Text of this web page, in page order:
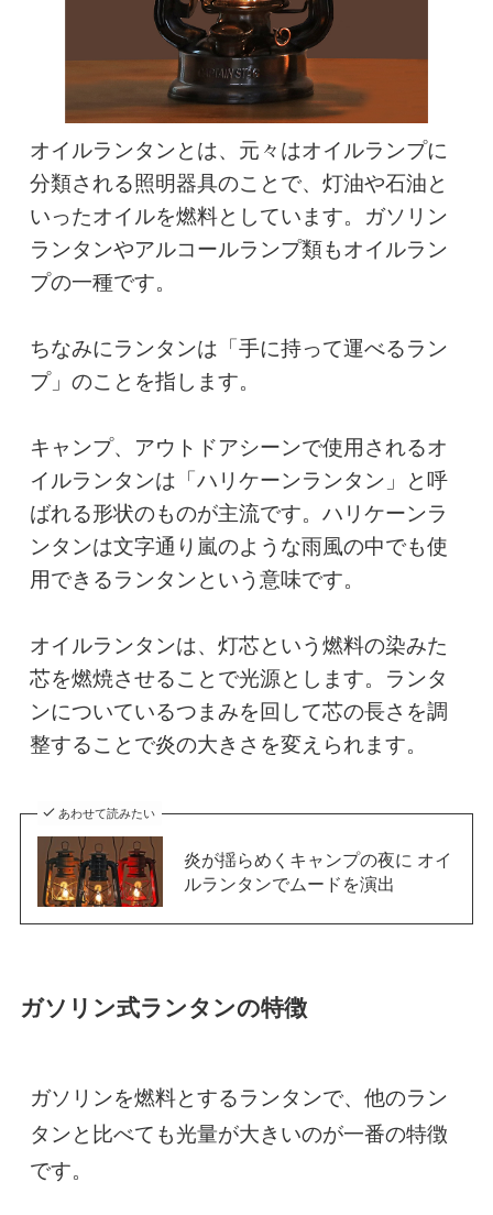
オイルランタンとは、元々はオイルランプに
分類される照明器具のことで、灯油や石油と
いったオイルを燃料としています。ガソリン
ランタンやアルコールランプ類もオイルラン
プの一種です。
ちなみにランタンは「手に持って運べるラン
プ」のことを指します。
キャンプ、アウトドアシーンで使用されるオ
イルランタンは「ハリケーンランタン」と呼
ばれる形状のものが主流です。ハリケーンラ
ンタンは文字通り嵐のような雨風の中でも使
用できるランタンという意味です。
オイルランタンは、灯芯という燃料の染みた
芯を燃焼させることで光源とします。ランタ
ンについているつまみを回して芯の長さを調
整することで炎の大きさを変えられます。
あわせて読みたい
炎が揺らめくキャンプの夜に オイ
ルランタンでムードを演出
ガソリン式ランタンの特徴
ガソリンを燃料とするランタンで、他のラン
タンと比べても光量が大きいのが一番の特徴
です。